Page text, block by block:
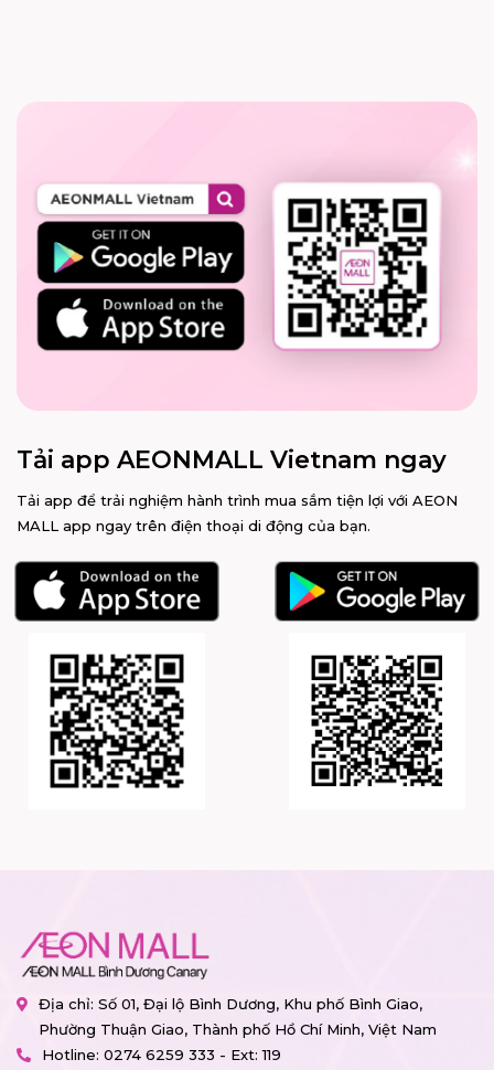
Tải app AEONMALL Vietnam ngay
Tải app để trải nghiệm hành trình mua sắm tiện lợi với AEON
MALL app ngay trên điện thoại di động của bạn.
Địa chỉ: Số 01, Đại lộ Bình Dương, Khu phố Bình Giao,
Phường Thuận Giao, Thành phố Hồ Chí Minh, Việt Nam
Hotline: 0274 6259 333 - Ext: 119